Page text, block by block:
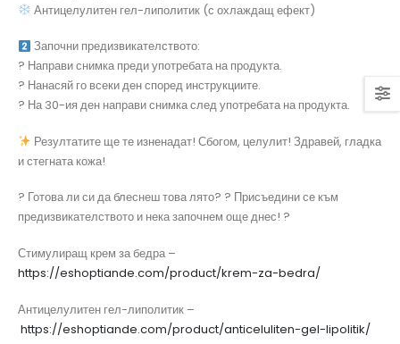
Антицелулитен гел-липолитик (с охлаждащ ефект)
Започни предизвикателството:
? Направи снимка преди употребата на продукта.
?️ Нанасяй го всеки ден според инструкциите.
? На 30-ия ден направи снимка след употребата на продукта.
Резултатите ще те изненадат! Сбогом, целулит! Здравей, гладка
и стегната кожа!
? Готова ли си да блеснеш това лято? ? Присъедини се към
предизвикателството и нека започнем още днес! ?️
Стимулиращ крем за бедра –
https://eshoptiande.com/product/krem-za-bedra/
Антицелулитен гел-липолитик –
https://eshoptiande.com/product/anticeluliten-gel-lipolitik/